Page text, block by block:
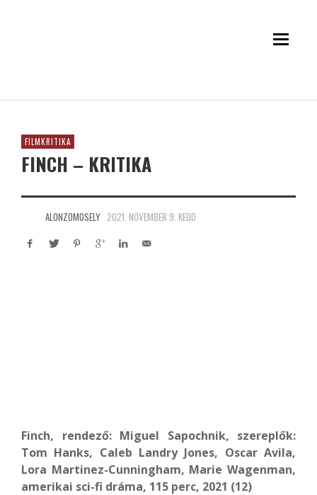
FILMKRITIKA
FINCH – KRITIKA
ALONZOMOSELY 2021. NOVEMBER 9. KEDD
Finch, rendező: Miguel Sapochnik, szereplők:
Tom Hanks, Caleb Landry Jones, Oscar Avila,
Lora Martinez-Cunningham, Marie Wagenman,
amerikai sci-fi dráma, 115 perc, 2021 (12)